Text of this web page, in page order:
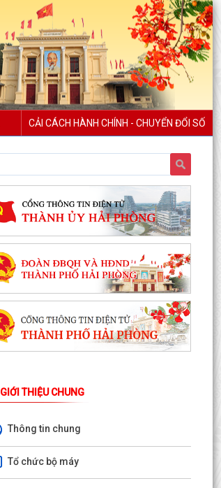
CẢI CÁCH HÀNH CHÍNH - CHUYỂN ĐỔI SỐ
GIỚI THIỆU CHUNG
Thông tin chung
Tổ chức bộ máy